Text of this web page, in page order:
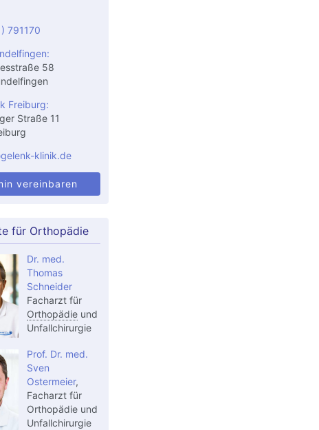
791170
58
Freiburg:
Straße 11
klinik.de
vereinbaren
für Orthopädie
Dr. med.
Thomas
Schneider
Facharzt für
Orthopädieund
Unfallchirurgie
Prof. Dr. med.
Sven
Ostermeier,
Facharzt für
Orthopädie und
Unfallchirurgie